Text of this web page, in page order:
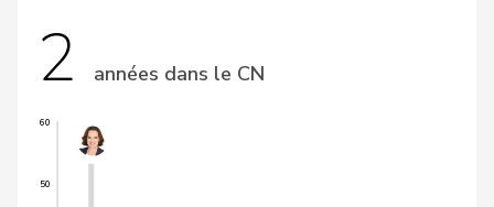
2 années dans le CN
50
60